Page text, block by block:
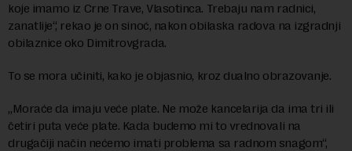
koje imamo iz Crne Trave, Vlasotinca. Trebaju nam radnici,
zanatlije“, rekao je on sinoć, nakon obilaska radova na izgradnji
obilaznice oko Dimitrovgrada.
To se mora učiniti, kako je objasnio, kroz dualno obrazovanje.
„Moraće da imaju veće plate. Ne može kancelarija da ima tri ili
četiri puta veće plate. Kada budemo mi to vrednovali na
drugačiji način nećemo imati problema sa radnom snagom“,